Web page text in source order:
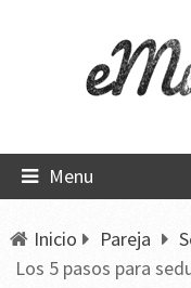
Menu
Inicio Pareja
Los 5 pasos para